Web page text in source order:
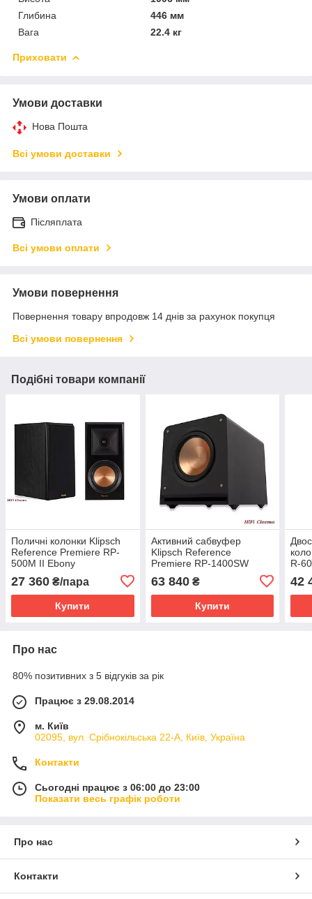
Глибина
446 мм
Вага
22.4 кг
Приховати
Умови доставки
Нова Пошта
Всі умови доставки
Умови оплати
Післяплата
Всі умови оплати
Умови повернення
Повернення товару впродовж 14 днів за рахунок покупця
Всі умови повернення
Подібні товари компанії
Поличні колонки Klipsch
Reference Premiere RP-
500M II Ebony
27 360 ₴/пара
Купити
Активний сабвуфер
Klipsch Reference
Premiere RP-1400SW
63 840₴
Купити
R-
42
Про нас
80% позитивних з 5 відгуків за рік
Працює з 29.08.2014
м. Київ
02095, вул. Срібнокільська 22-А, Київ, Україна
Контакти
Сьогодні працює з 06:00 до 23:00
Показати весь графік роботи
Про нас
Контакти